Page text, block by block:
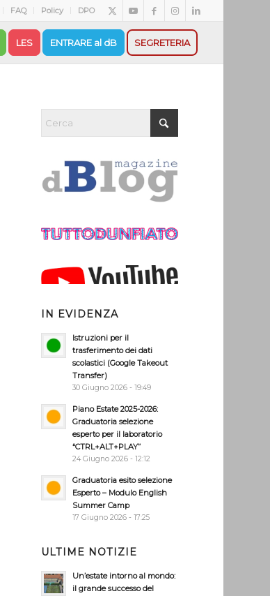
FAQ Policy DPO
LES ENTRARE al dB SEGRETERIA
IN EVIDENZA
Istruzioni per il
trasferimento dei dati
scolastici (Google Takeout
Transfer)
30 Giugno 2026 - 19:49
Piano Estate 2025-2026:
Graduatoria selezione
esperto per il laboratorio
“CTRL+ALT+PLAY”
24 Giugno 2026 - 12:12
Graduatoria esito selezione
Esperto – Modulo English
Summer Camp
17 Giugno 2026 - 17:25
ULTIME NOTIZIE
Un’estate intorno al mondo:
il grande successo del